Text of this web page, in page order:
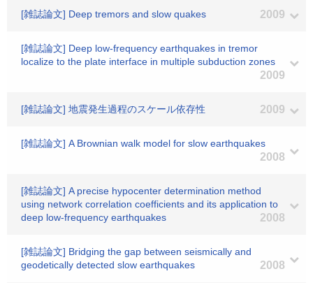
[雑誌論文] Deep tremors and slow quakes 2009
[雑誌論文] Deep low-frequency earthquakes in tremor
localize to the plate interface in multiple subduction zones
2009
[雑誌論文] 地震発生過程のスケール依存性 2009
[雑誌論文] A Brownian walk model for slow earthquakes
2008
[雑誌論文] A precise hypocenter determination method
using network correlation coefficients and its application to
deep low-frequency earthquakes
2008
[雑誌論文] Bridging the gap between seismically and
geodetically detected slow earthquakes
2008